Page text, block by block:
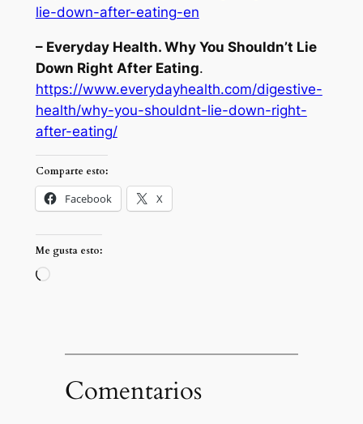
lie-down-after-eating-en
– Everyday Health. Why You Shouldn’t Lie
Down Right After Eating.
https://www.everydayhealth.com/digestive-
health/why-you-shouldnt-lie-down-right-
after-eating/
Comparte esto:
Facebook X
Me gusta esto:
Cargando…
Comentarios